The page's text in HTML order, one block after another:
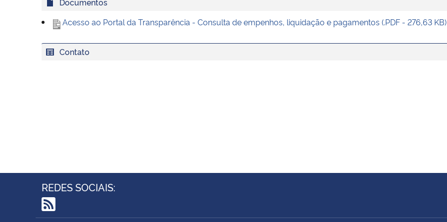
Acesso ao Portal da Transparência - Consulta de empenhos, liquidação e pagamentos (.PDF - 276,63 KB)
Contato
REDES SOCIAIS: